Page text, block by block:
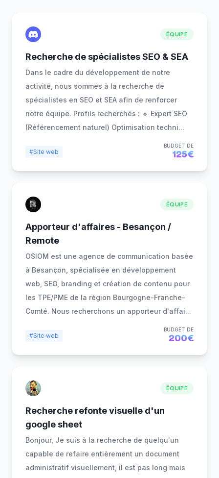
ÉQUIPE
Recherche de spécialistes SEO & SEA
Dans le cadre du développement de notre
activité, nous sommes à la recherche de
spécialistes en SEO et SEA afin de renforcer
notre équipe. Profils recherchés : 🔹 Expert SEO
(Référencement naturel) Optimisation techni...
#Site web
BUDGET DE
125€
ÉQUIPE
Apporteur d'affaires - Besançon /
Remote
OSIOM est une agence de communication basée
à Besançon, spécialisée en développement
web, SEO, branding et création de contenu pour
les TPE/PME de la région Bourgogne-Franche-
Comté. Nous recherchons un apporteur d'affai...
#Site web
BUDGET DE
200€
ÉQUIPE
Recherche refonte visuelle d'un
google sheet
Bonjour, Je suis à la recherche de quelqu'un
capable de refaire entièrement un document
administratif visuellement, il est pas long mais